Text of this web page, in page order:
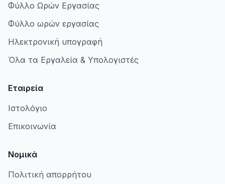
Φύλλο Ωρών Εργασίας
Φύλλο ωρών εργασίας
Ηλεκτρονική υπογραφή
Όλα τα Εργαλεία & Υπολογιστές
Εταιρεία
Ιστολόγιο
Επικοινωνία
Νομικά
Πολιτική απορρήτου